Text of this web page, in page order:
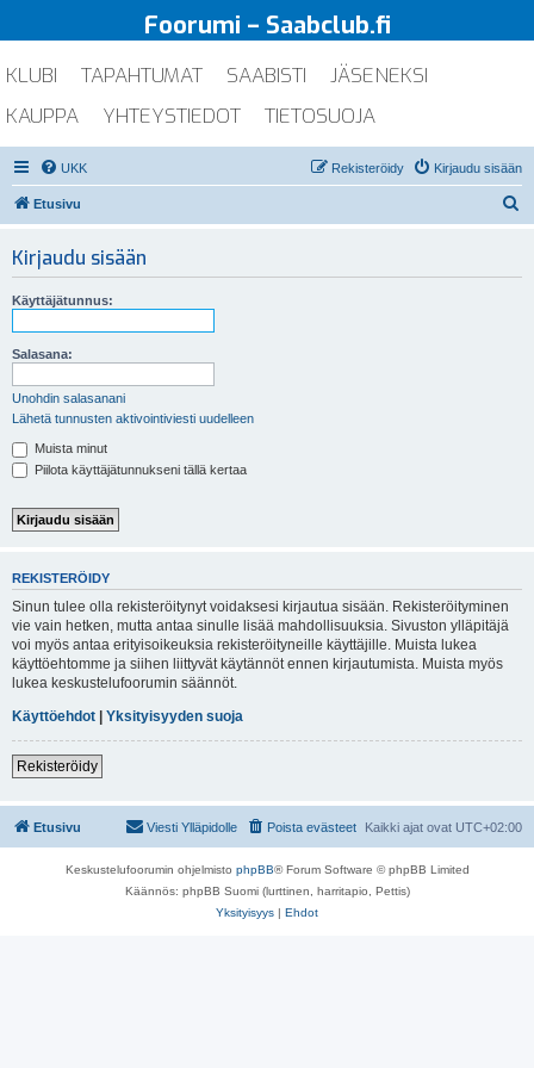
Foorumi – Saabclub.fi
KLUBI TAPAHTUMAT SAABISTI
JÄSENEKSI
KAUPPA
YHTEYSTIEDOT TIETOSUOJA
UKK Kirjaudu sisään
Rekisteröidy
Etusivu
Kirjaudu sisään
Käyttäjätunnus:
Salasana:
Unohdin salasanani
Lähetä tunnusten aktivointiviesti uudelleen
Muista minut
Piilota käyttäjätunnukseni tällä kertaa
REKISTERÖIDY
Sinun tulee olla rekisteröitynyt voidaksesi kirjautua sisään. Rekisteröityminen
vie vain hetken, mutta antaa sinulle lisää mahdollisuuksia. Sivuston ylläpitäjä
voi myös antaa erityisoikeuksia rekisteröityneille käyttäjille. Muista lukea
käyttöehtomme ja siihen liittyvät käytännöt ennen kirjautumista. Muista myös
lukea keskustelufoorumin säännöt.
Käyttöehdot | Yksityisyyden suoja
Rekisteröidy
Etusivu Kaikki ajat ovat UTC+02:00
Poista evästeet
Viesti Ylläpidolle
Keskustelufoorumin ohjelmisto phpBB® Forum Software © phpBB Limited
Käännös: phpBB Suomi (lurttinen, harritapio, Pettis)
Yksityisyys | Ehdot